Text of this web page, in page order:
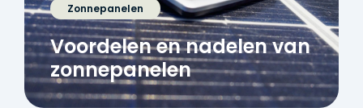
Zonnepanelen
Voordelen en nadelen van
zonnepanelen